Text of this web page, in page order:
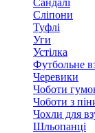
Сандалі
Сліпони
Туфлі
Уги
Устілка
Футбольне
Черевики
Чоботи
Чоботи з
Чохли для
Шльопанці